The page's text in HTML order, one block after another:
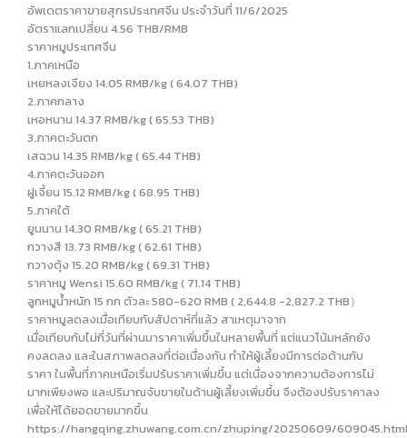
อัพเดตราคาขายสุกรประเทศจีน ประจำวันที่ 11/6/2025
อัตราแลกเปลี่ยน 4.56 THB/RMB
ราคาหมูประเทศจีน
1.ภาคเหนือ
เหยหลงเจียง 14.05 RMB/kg ( 64.07 THB)
2.ภาคกลาง
เหอหนาน 14.37 RMB/kg ( 65.53 THB)
3.ภาคตะวันตก
เสฉวน 14.35 RMB/kg ( 65.44 THB)
4.ภาคตะวันออก
ฝูเจี้ยน 15.12 RMB/kg ( 68.95 THB)
5.ภาคใต้
ยูนนาน 14.30 RMB/kg ( 65.21 THB)
กวางสี 13.73 RMB/kg ( 62.61 THB)
กวางตุ้ง 15.20 RMB/kg ( 69.31 THB)
ราคาหมู Wensi 15.60 RMB/kg ( 71.14 THB)
ลูกหมูน้ำหนัก 15 กก ตัวละ 580-620 RMB ( 2,644.8 -2,827.2 THB）
ราคาหมูลดลงเมื่อเทียบกับสัปดาห์ที่แล้ว สาเหตุมาจาก
เมื่อเทียบกับไม่กี่วันที่ผ่านมาราคาเพิ่มขึ้นในหลายพื้นที่ แต่แนวโน้มหลักยัง
คงลดลง และในสภาพลดลงที่ต่อเนื่องกัน ทำให้ผู้เลี้ยงมีการต่อต้านกับ
ราคา ในพื้นที่ภาคเหนือเริ่มปรับราคาเพิ่มขึ้น แต่เนื่องจากความต้องการไม่
มากเพียงพอ และปริมาณจับขายในด้านผู้เลี้ยงเพิ่มขึ้น จึงต้องปรับราคาลง
เพื่อให้ได้ยอดขายมากขึ้น
https://hangqing.zhuwang.com.cn/zhuping/20250609/